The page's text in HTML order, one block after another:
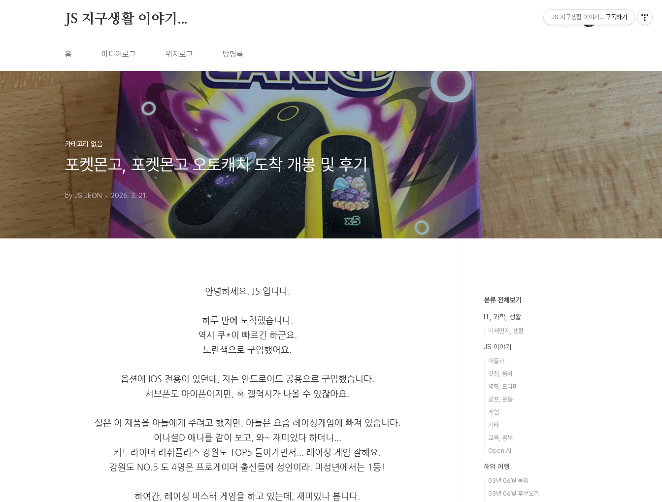
JS 지구생활 이야기...
홈 미디어로그 위치로그 방명록
카테고리 없음
포켓몬고, 포켓몬고 오토캐치 도착 개봉 및 후기
by JS JEON 2026. 3. 21.
안녕하세요. JS 입니다.
하루 만에 도착했습니다.
역시 쿠*이 빠르긴 하군요.
노란색으로 구입했어요.
옵션에 IOS 전용이 있던데, 저는 안드로이드 공용으로 구입했습니다.
서브폰도 아이폰이지만, 혹 갤럭시가 나올 수 있잖아요.
실은 이 제품을 아들에게 주려고 했지만, 아들은 요즘 레이싱게임에 빠져 있습니다.
이니셜D 애니를 같이 보고, 와~ 재미있다 하더니...
카트라이더 러쉬플러스 강원도 TOP5 들어가면서... 레이싱 게임 잘해요.
강원도 NO.5 도 4명은 프로게이머 출신들에 성인이라. 미성년에서는 1등!
하여간, 레이싱 마스터 게임을 하고 있는데, 재미있나 봅니다.
분류 전체보기
IT, 과학, 생활
미세먼지, 생활
JS 이야기
아들과
맛집, 음식
영화, 드라마
골프, 운동
게임
기타
교육, 공부
Open AI
해외 여행
03년 06월 동경
03년 06월 후쿠오카
JS 지구생활 이야기... 구독하기